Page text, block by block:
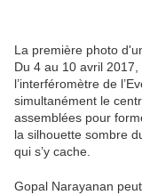
La première photo
Du 4 au 10 avril
l’interféromètre de
simultanément le
assemblées pour
la silhouette sombre
qui s’y cache.
Gopal Narayanan